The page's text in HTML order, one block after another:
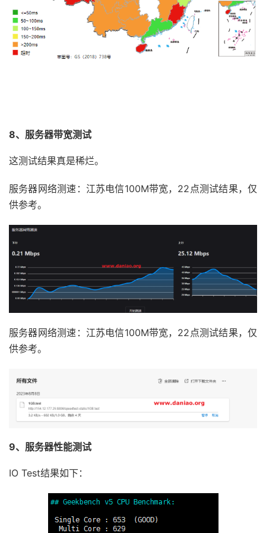
10
221.183 39.114 218.63 ms  AS9808 China,
11
*
12
211.136 95.226 166.46 ms  AS56048 China ,
13
166.75 ms  AS56048 ,
8、服务器带宽测试
这测试结果真是稀烂。
服务器网络测速：江苏电信100M带宽，22点测试结果，仅
供参考。
服务器网络测速：江苏电信100M带宽，22点测试结果，仅
供参考。
9、服务器性能测试
IO Test结果如下：